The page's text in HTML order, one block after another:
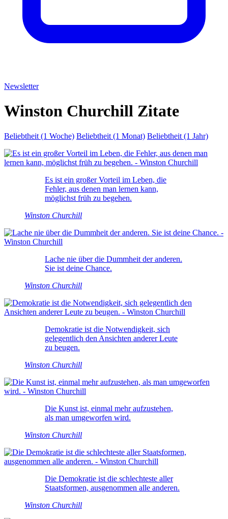
Newsletter
Winston Churchill Zitate
Beliebtheit (1 Woche) Beliebtheit (1 Monat) Beliebtheit (1 Jahr)
Es ist ein großer Vorteil im Leben, die
Fehler, aus denen man lernen kann,
möglichst früh zu begehen.
Winston Churchill
Lache nie über die Dummheit der anderen.
Sie ist deine Chance.
Winston Churchill
Demokratie ist die Notwendigkeit, sich
gelegentlich den Ansichten anderer Leute
zu beugen.
Winston Churchill
Die Kunst ist, einmal mehr aufzustehen,
als man umgeworfen wird.
Winston Churchill
Die Demokratie ist die schlechteste aller
Staatsformen, ausgenommen alle anderen.
Winston Churchill